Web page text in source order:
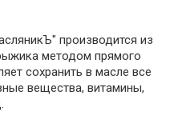
производится из
методом прямого
сохранить в масле все
вещества, витамины,